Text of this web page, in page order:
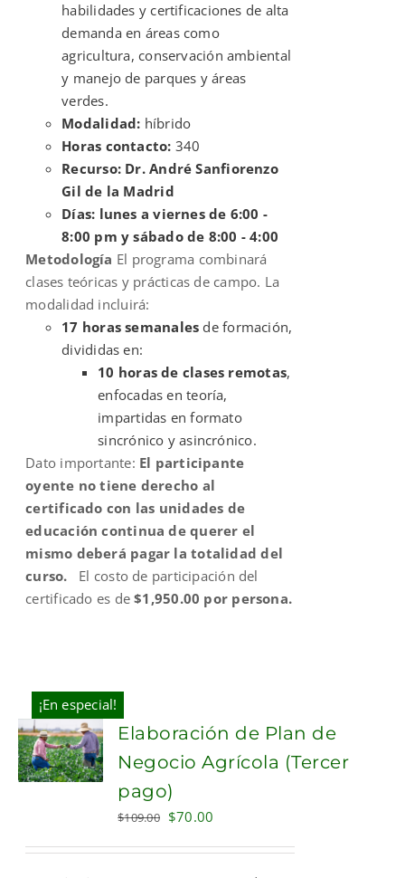
habilidades y certificaciones de alta
demanda en áreas como
agricultura, conservación ambiental
y manejo de parques y áreas
verdes.
Modalidad: híbrido
Horas contacto: 340
Recurso: Dr. André Sanfiorenzo
Gil de la Madrid
Días: lunes a viernes de 6:00 -
8:00 pm y sábado de 8:00 - 4:00
Metodología El programa combinará
clases teóricas y prácticas de campo. La
modalidad incluirá:
17 horas semanales de formación,
divididas en:
10 horas de clases remotas,
enfocadas en teoría,
impartidas en formato
sincrónico y asincrónico.
Dato importante: El participante
oyente no tiene derecho al
certificado con las unidades de
educación continua de querer el
mismo deberá pagar la totalidad del
curso.
El costo de participación del
certificado es de$1,950.00 por persona.
¡En especial!
ADD TO
CART
Elaboración de Plan de
Negocio Agrícola (Tercer
pago)
$109.00 Original
$70.00